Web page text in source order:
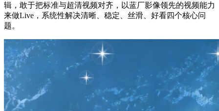
辑，敢于把标准与超清视频对齐，以蓝厂影像领先的视频能力
来做Live，系统性解决清晰、稳定、丝滑、好看四个核心问
题。